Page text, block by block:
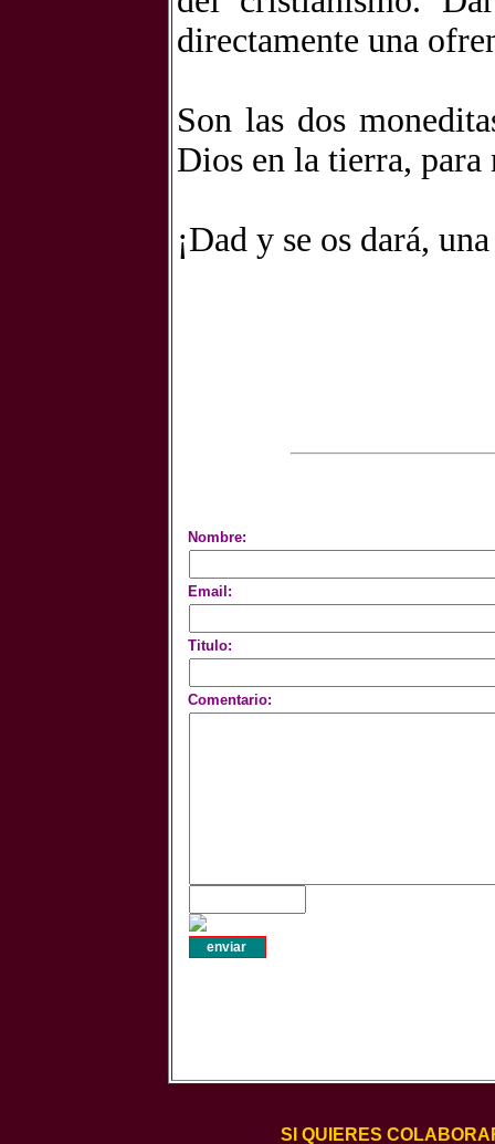
directamente una
Son las dos
Dios en la tierra, para
¡Dad y se os dará,
Nombre:
Email:
Titulo:
Comentario:
SI QUIERES